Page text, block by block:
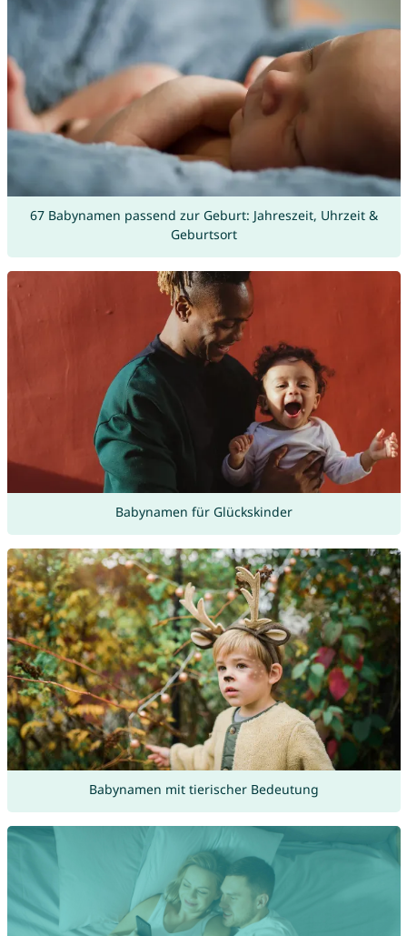
67 Babynamen passend zur Geburt: Jahreszeit, Uhrzeit &
Geburtsort
Babynamen für Glückskinder
Babynamen mit tierischer Bedeutung